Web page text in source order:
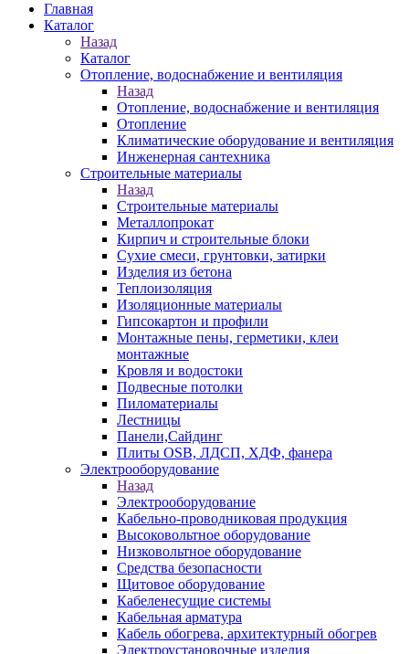
Главная
Каталог
Назад
Каталог
Отопление, водоснабжение и вентиляция
Назад
Отопление, водоснабжение и вентиляция
Отопление
Климатические оборудование и вентиляция
Инженерная сантехника
Строительные материалы
Назад
Строительные материалы
Металлопрокат
Кирпич и строительные блоки
Сухие смеси, грунтовки, затирки
Изделия из бетона
Теплоизоляция
Изоляционные материалы
Гипсокартон и профили
Монтажные пены, герметики, клеи
монтажные
Кровля и водостоки
Подвесные потолки
Пиломатериалы
Лестницы
Панели,Сайдинг
Плиты OSB, ЛДСП, ХДФ, фанера
Электрооборудование
Назад
Электрооборудование
Кабельно-проводниковая продукция
Высоковольтное оборудование
Низковольтное оборудование
Средства безопасности
Щитовое оборудование
Кабеленесущие системы
Кабельная арматура
Кабель обогрева, архитектурный обогрев
Электроустановочные изделия